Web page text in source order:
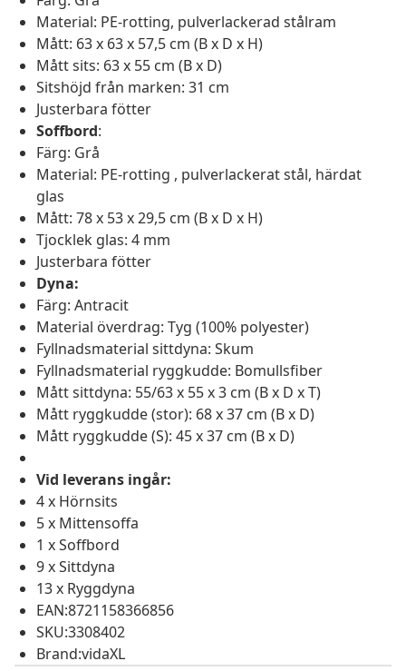
Material: PE-rotting, pulverlackerad stålram
Mått: 63 x 63 x 57,5 cm (B x D x H)
Mått sits: 63 x 55 cm (B x D)
Sitshöjd från marken: 31 cm
Justerbara fötter
Soffbord:
Färg: Grå
Material: PE-rotting , pulverlackerat stål, härdat
glas
Mått: 78 x 53 x 29,5 cm (B x D x H)
Tjocklek glas: 4 mm
Justerbara fötter
Dyna:
Färg: Antracit
Material överdrag: Tyg (100% polyester)
Fyllnadsmaterial sittdyna: Skum
Fyllnadsmaterial ryggkudde: Bomullsfiber
Mått sittdyna: 55/63 x 55 x 3 cm (B x D x T)
Mått ryggkudde (stor): 68 x 37 cm (B x D)
Mått ryggkudde (S): 45 x 37 cm (B x D)
Vid leverans ingår:
4 x Hörnsits
5 x Mittensoffa
1 x Soffbord
9 x Sittdyna
13 x Ryggdyna
EAN:8721158366856
SKU:3308402
Brand:vidaXL